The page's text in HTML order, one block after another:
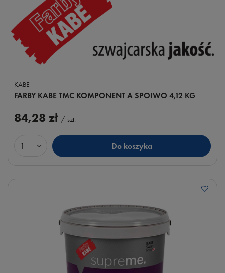
KABE
FARBY KABE TMC KOMPONENT A SPOIWO 4,12 KG
84,28 zł / szt.
Ilość produktów Do koszyka